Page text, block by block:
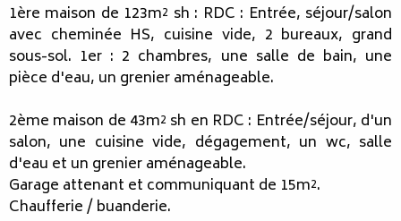
1ère maison de 123m² sh : RDC : Entrée, séjour/salon
avec cheminée HS, cuisine vide, 2 bureaux, grand
sous-sol. 1er : 2 chambres, une salle de bain, une
pièce d'eau, un grenier aménageable.
2ème maison de 43m² sh en RDC : Entrée/séjour, d'un
salon, une cuisine vide, dégagement, un wc, salle
d'eau et un grenier aménageable.
Garage attenant et communiquant de 15m².
Chaufferie / buanderie.